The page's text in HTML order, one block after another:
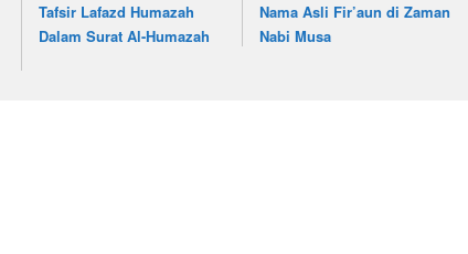
Tafsir Lafazd Humazah
Dalam Surat Al-Humazah
Nama Asli Fir’aun di Zaman
Nabi Musa